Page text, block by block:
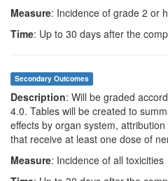
Measure: Incidence of grade 2 or
Time: Up to 30 days after the
Secondary Outcomes
Description: Will be graded
4.0. Tables will be created to
effects by organ system,
that receive at least one dose of
Measure: Incidence of all toxicities